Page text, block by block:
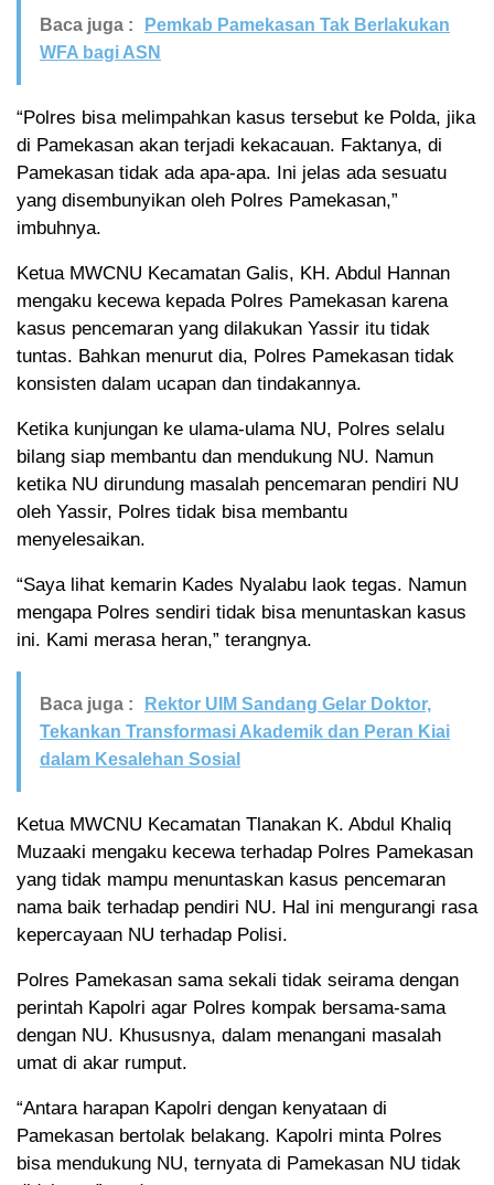
Baca juga :
Pemkab Pamekasan Tak Berlakukan
WFA bagi ASN
“Polres bisa melimpahkan kasus tersebut ke Polda, jika
di Pamekasan akan terjadi kekacauan. Faktanya, di
Pamekasan tidak ada apa-apa. Ini jelas ada sesuatu
yang disembunyikan oleh Polres Pamekasan,”
imbuhnya.
Ketua MWCNU Kecamatan Galis, KH. Abdul Hannan
mengaku kecewa kepada Polres Pamekasan karena
kasus pencemaran yang dilakukan Yassir itu tidak
tuntas. Bahkan menurut dia, Polres Pamekasan tidak
konsisten dalam ucapan dan tindakannya.
Ketika kunjungan ke ulama-ulama NU, Polres selalu
bilang siap membantu dan mendukung NU. Namun
ketika NU dirundung masalah pencemaran pendiri NU
oleh Yassir, Polres tidak bisa membantu
menyelesaikan.
“Saya lihat kemarin Kades Nyalabu laok tegas. Namun
mengapa Polres sendiri tidak bisa menuntaskan kasus
ini. Kami merasa heran,” terangnya.
Baca juga :
Rektor UIM Sandang Gelar Doktor,
Tekankan Transformasi Akademik dan Peran Kiai
dalam Kesalehan Sosial
Ketua MWCNU Kecamatan Tlanakan K. Abdul Khaliq
Muzaaki mengaku kecewa terhadap Polres Pamekasan
yang tidak mampu menuntaskan kasus pencemaran
nama baik terhadap pendiri NU. Hal ini mengurangi rasa
kepercayaan NU terhadap Polisi.
Polres Pamekasan sama sekali tidak seirama dengan
perintah Kapolri agar Polres kompak bersama-sama
dengan NU. Khususnya, dalam menangani masalah
umat di akar rumput.
“Antara harapan Kapolri dengan kenyataan di
Pamekasan bertolak belakang. Kapolri minta Polres
bisa mendukung NU, ternyata di Pamekasan NU tidak